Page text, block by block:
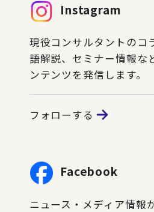
Instagram
現役コンサルタントのコ
語解説、セミナー情報な
ンテンツを発信します。
フォローする
Facebook
ニュース・メディア情報